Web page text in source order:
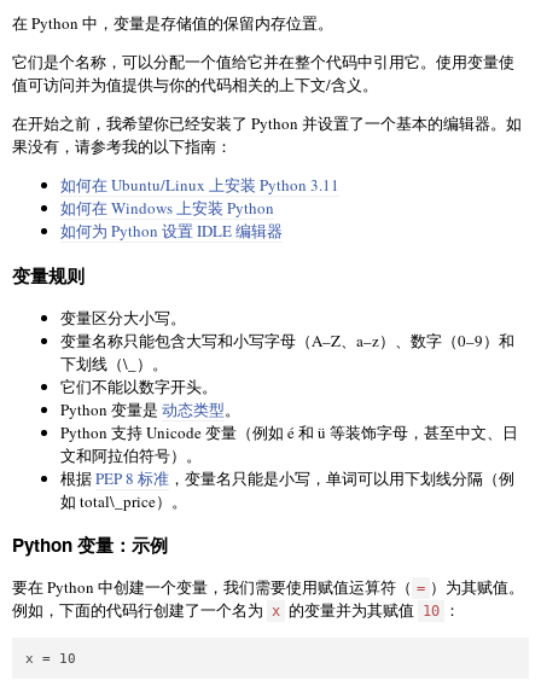
在 Python 中，变量是存储值的保留内存位置。
它们是个名称，可以分配一个值给它并在整个代码中引用它。使用变量使
值可访问并为值提供与你的代码相关的上下文/含义。
在开始之前，我希望你已经安装了 Python 并设置了一个基本的编辑器。如
果没有，请参考我的以下指南：
如何在 Ubuntu/Linux 上安装 Python 3.11
如何在 Windows 上安装 Python
如何为 Python 设置 IDLE 编辑器
变量规则
变量区分大小写。
变量名称只能包含大写和小写字母（A–Z、a–z）、数字（0–9）和
下划线（\_）。
它们不能以数字开头。
Python 变量是 动态类型。
Python 支持 Unicode 变量（例如 é 和 ü 等装饰字母，甚至中文、日
文和阿拉伯符号）。
根据PEP 8 标准 ，变量名只能是小写，单词可以用下划线分隔（例
如 total\_price）。
Python 变量：示例
要在 Python 中创建一个变量，我们需要使用赋值运算符（ = ）为其赋值。
例如，下面的代码行创建了一个名为 x 的变量并为其赋值 10 ：